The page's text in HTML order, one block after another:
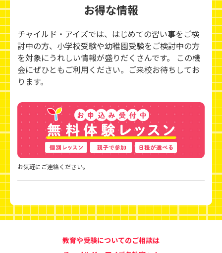
お得な情報
チャイルド・アイズでは、はじめての習い事をご検
討中の方、小学校受験や幼稚園受験をご検討中の方
を対象にうれしい情報が盛りだくさんです。 この機
会にぜひともご利用ください。ご来校お待ちしてお
ります。
お気軽にご連絡ください。
教育や受験についてのご相談は